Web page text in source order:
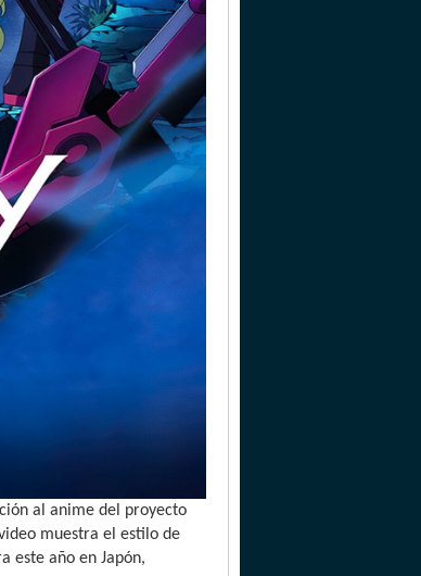
al anime del proyecto
muestra el estilo de
este año en Japón,